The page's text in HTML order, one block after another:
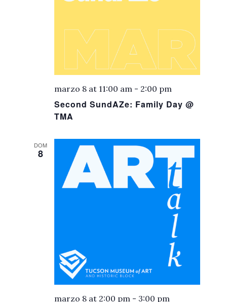
Second SundAZe: Family Day @
TMA
marzo 8 at 11:00 am - 2:00 pm
DOM
8
marzo 8 at 2:00 pm - 3:00 pm